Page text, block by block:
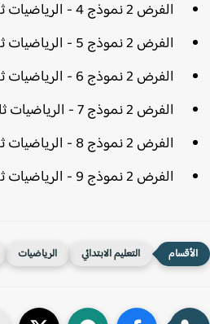
الفرض 2 نموذج 4 - الرياضيات ثالث إبتدائي الدورة الثانية
الفرض 2 نموذج 5 - الرياضيات ثالث إبتدائي الدورة الثانية
الفرض 2 نموذج 6 - الرياضيات ثالث إبتدائي الدورة الثانية
الفرض 2 نموذج 7 - الرياضيات ثالث إبتدائي الدورة الثانية
الفرض 2 نموذج 8 - الرياضيات ثالث إبتدائي الدورة الثانية
الفرض 2 نموذج 9 - الرياضيات ثالث إبتدائي الدورة الثانية
التعليم الابتدائي الرياضيات